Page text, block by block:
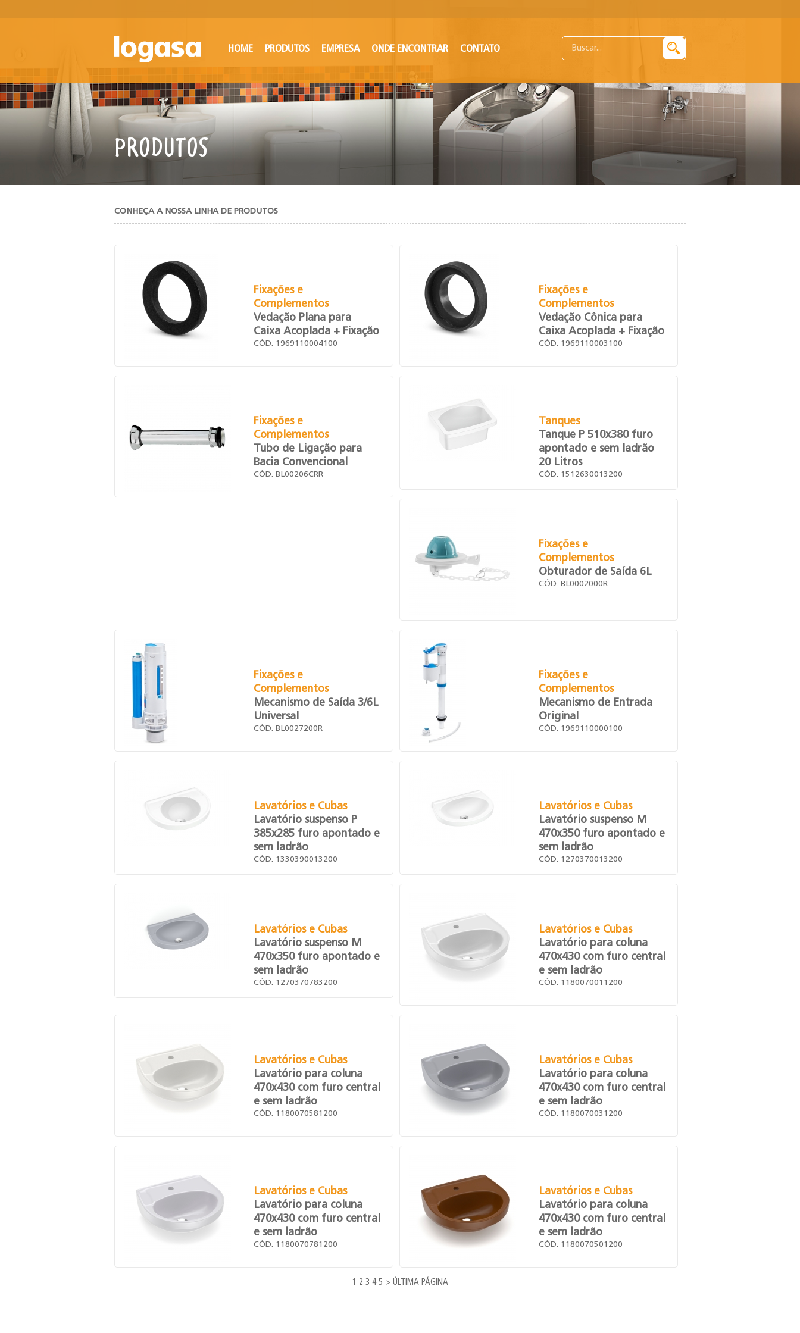
HOME PRODUTOS EMPRESA ONDE ENCONTRAR CONTATO
PRODUTOS
CONHEÇA A NOSSA LINHA DE PRODUTOS
Fixações e
Complementos
Vedação Plana para
Caixa Acoplada + Fixação
CÓD. 1969110004100
Fixações e
Complementos
Vedação Cônica para
Caixa Acoplada + Fixação
CÓD. 1969110003100
Fixações e
Complementos
Tubo de Ligação para
Bacia Convencional
CÓD. BL00206CRR
Tanques
Tanque P 510x380 furo
apontado e sem ladrão
20 Litros
CÓD. 1512630013200
Fixações e
Complementos
Obturador de Saída 6L
CÓD. BL0002000R
Fixações e
Complementos
Mecanismo de Saída 3/6L
Universal
CÓD. BL0027200R
Fixações e
Complementos
Mecanismo de Entrada
Original
CÓD. 1969110000100
Lavatórios e Cubas
Lavatório suspenso P
385x285 furo apontado e
sem ladrão
CÓD. 1330390013200
Lavatórios e Cubas
Lavatório suspenso M
470x350 furo apontado e
sem ladrão
CÓD. 1270370013200
Lavatórios e Cubas
Lavatório suspenso M
470x350 furo apontado e
sem ladrão
CÓD. 1270370783200
Lavatórios e Cubas
Lavatório para coluna
470x430 com furo central
e sem ladrão
CÓD. 1180070011200
Lavatórios e Cubas
Lavatório para coluna
470x430 com furo central
e sem ladrão
CÓD. 1180070581200
Lavatórios e Cubas
Lavatório para coluna
470x430 com furo central
e sem ladrão
CÓD. 1180070031200
Lavatórios e Cubas
Lavatório para coluna
470x430 com furo central
e sem ladrão
CÓD. 1180070781200
Lavatórios e Cubas
Lavatório para coluna
470x430 com furo central
e sem ladrão
CÓD. 1180070501200
1 2 3 4 5 > ÚLTIMA PÁGINA